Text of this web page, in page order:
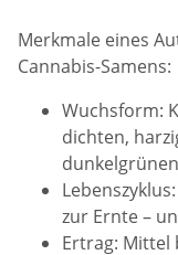
Merkmale eines
Cannabis-Samens:
Wuchsform:
dichten,
zur Ernte –
Ertrag: Mittel